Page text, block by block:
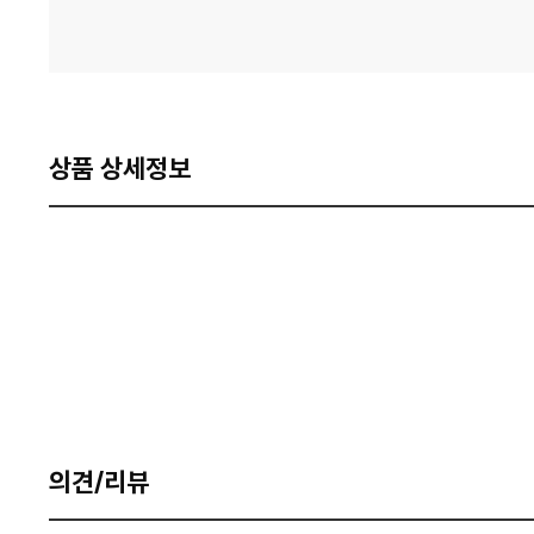
상품 상세정보
의견/리뷰